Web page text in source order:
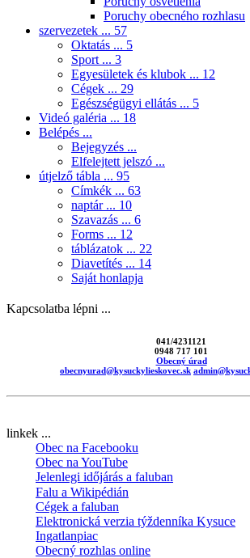
Poruchy obecného rozhlasu
szervezetek ... 57
Oktatás ... 5
Sport ... 3
Egyesületek és klubok ... 12
Cégek ... 29
Egészségügyi ellátás ... 5
Videó galéria ... 18
Belépés ...
Bejegyzés ...
Elfelejtett jelszó ...
útjelző tábla ... 95
Címkék ... 63
naptár ... 10
Szavazás ... 6
Forms ... 12
táblázatok ... 22
Diavetítés ... 14
Saját honlapja
Kapcsolatba lépni ...
041/4231121
0948 717 101
Obecný úrad
obecnyurad@kysuckylieskovec.sk
linkek ...
Obec na Facebooku
Obec na YouTube
Jelenlegi időjárás a faluban
Falu a Wikipédián
Cégek a faluban
Elektronická verzia týždenníka Kysuce
Ingatlanpiac
Obecný rozhlas online